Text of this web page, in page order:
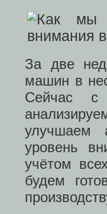
За две
машин в
Сейчас с
улучшаем
уровень
учётом
будем